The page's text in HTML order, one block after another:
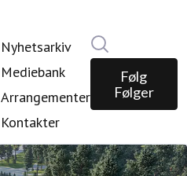
Nyhetsarkiv
Mediebank
Arrangementer
Kontakter
Følg
Følger